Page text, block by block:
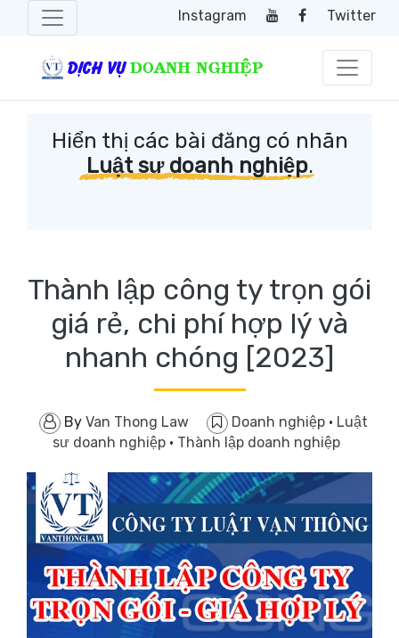
Instagram Twitter
Hiển thị các bài đăng có nhãn
Luật sư doanh nghiệp.
Thành lập công ty trọn gói
giá rẻ, chi phí hợp lý và
nhanh chóng [2023]
By Van Thong Law Doanh nghiệp · Luật
sư doanh nghiệp · Thành lập doanh nghiệp